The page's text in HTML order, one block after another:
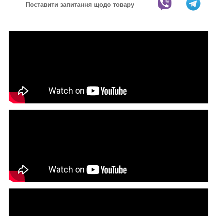
Поставити запитання щодо товару